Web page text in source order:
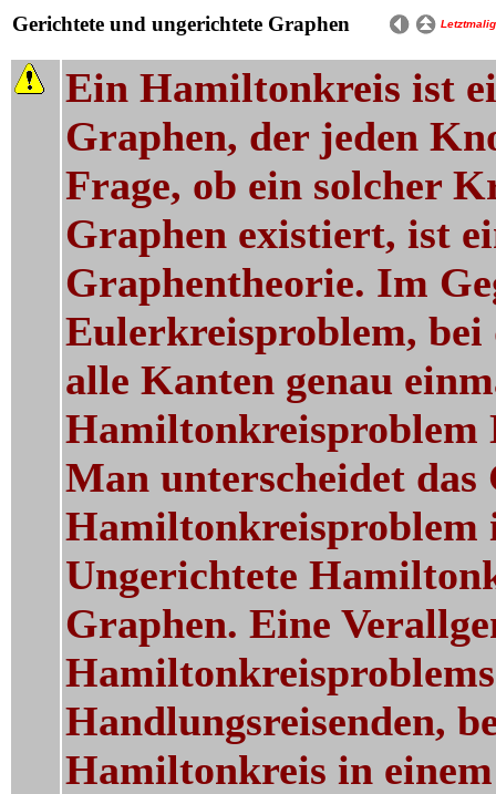
Gerichtete und ungerichtete Graphen
Ein Hamiltonkreis ist
Graphen, der jeden
Frage, ob ein solcher
Graphen existiert, ist
Graphentheorie. Im
Eulerkreisproblem,
alle Kanten genau
Hamiltonkreisproblem
Man unterscheidet das
Hamiltonkreisproblem
Ungerichtete
Graphen. Eine
Handlungsreisenden,
Hamiltonkreis in